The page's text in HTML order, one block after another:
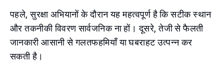
पहले, सुरक्षा अभियानों के दौरान यह महत्वपूर्ण है कि सटीक स्थान
और तकनीकी विवरण सार्वजनिक ना हों। दूसरे, तेजी से फैलती
जानकारी आसानी से गलतफहमियाँ या घबराहट उत्पन्न कर
सकती है।